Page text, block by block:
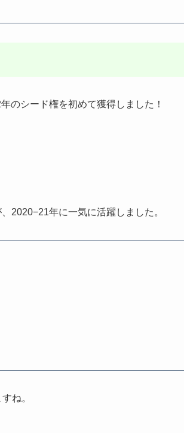
のシード権を初めて獲得しました！
2020−21年に一気に活躍しました。
ね。